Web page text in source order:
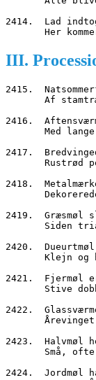
2414.  Lad
Her
III.
2415.
Af
2416.
Med
2417.
2418.
2419.  Græsmøl
2420.
2421.  Fjermøl
2422.
2423.  Halvmøl
2424.  Jordmøl